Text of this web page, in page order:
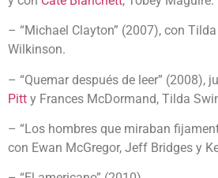
– “Michael Clayton” (2007), con
Wilkinson.
– “Quemar después de leer” (2008),
Pitt y Frances McDormand, Tilda
– “Los hombres que miraban
con Ewan McGregor, Jeff Bridges y